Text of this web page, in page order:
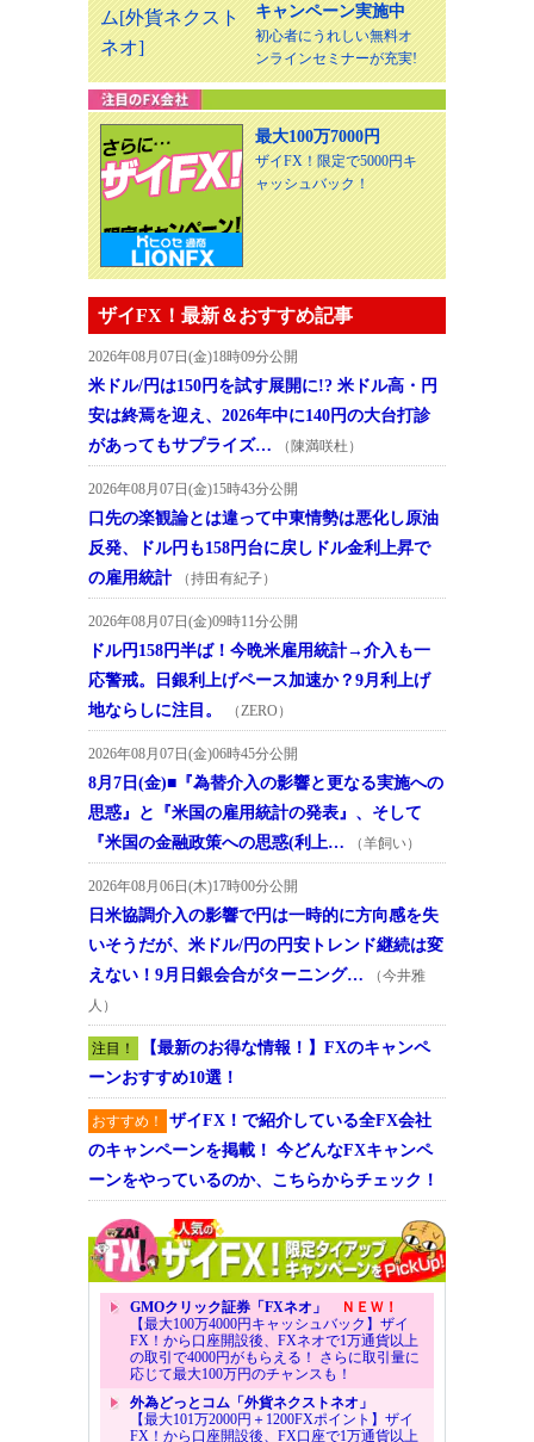
キャンペーン実施中
初心者にうれしい無料オ
ンラインセミナーが充実!
最大100万7000円
ザイFX！限定で5000円キ
ャッシュバック！
ザイFX！最新＆おすすめ記事
2026年08月07日(金)18時09分公開
米ドル/円は150円を試す展開に!? 米ドル高・円
安は終焉を迎え、2026年中に140円の大台打診
があってもサプライズ…
（陳満咲杜）
2026年08月07日(金)15時43分公開
口先の楽観論とは違って中東情勢は悪化し原油
反発、ドル円も158円台に戻しドル金利上昇で
の雇用統計
（持田有紀子）
2026年08月07日(金)09時11分公開
ドル円158円半ば！今晩米雇用統計→介入も一
応警戒。日銀利上げペース加速か？9月利上げ
地ならしに注目。
（ZERO）
2026年08月07日(金)06時45分公開
8月7日(金)■『為替介入の影響と更なる実施への
思惑』と『米国の雇用統計の発表』、そして
『米国の金融政策への思惑(利上…
（羊飼い）
2026年08月06日(木)17時00分公開
日米協調介入の影響で円は一時的に方向感を失
いそうだが、米ドル/円の円安トレンド継続は変
えない！9月日銀会合がターニング…
（今井雅
人）
注目！
【最新のお得な情報！】FXのキャンペ
ーンおすすめ10選！
おすすめ！
ザイFX！で紹介している全FX会社
のキャンペーンを掲載！ 今どんなFXキャンペ
ーンをやっているのか、こちらからチェック！
GMOクリック証券「FXネオ」
ＮＥＷ！
【最大100万4000円キャッシュバック】ザイ
FX！から口座開設後、FXネオで1万通貨以上
の取引で4000円がもらえる！ さらに取引量に
応じて最大100万円のチャンスも！
外為どっとコム「外貨ネクストネオ」
【最大101万2000円＋1200FXポイント】ザイ
FX！から口座開設後、FX口座で1万通貨以上